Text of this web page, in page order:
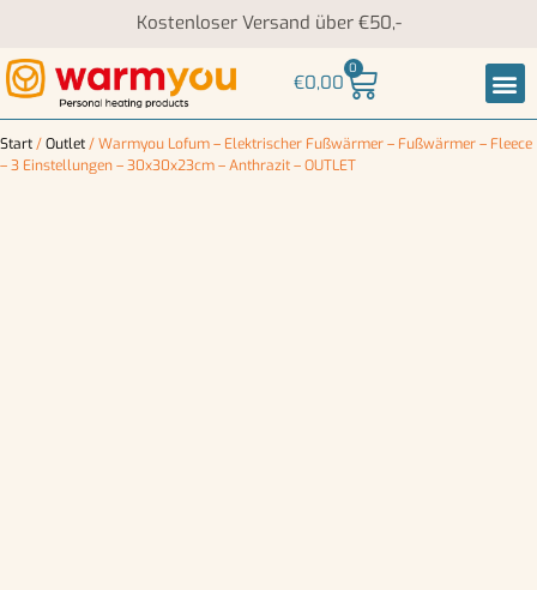
Kostenloser Versand über €50,-
€0,00
0
Start/Outlet/ Warmyou Lofum – Elektrischer Fußwärmer – Fußwärmer – Fleece
– 3 Einstellungen – 30x30x23cm – Anthrazit – OUTLET